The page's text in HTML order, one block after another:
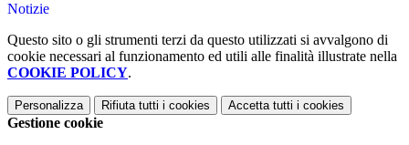
Notizie
Questo sito o gli strumenti terzi da questo utilizzati si avvalgono di
cookie necessari al funzionamento ed utili alle finalità illustrate nella
COOKIE POLICY.
Personalizza Rifiuta tutti i cookies Accetta tutti i cookies
Gestione cookie